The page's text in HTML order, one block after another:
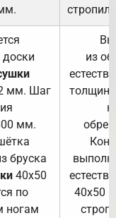
доски
мм. Шаг
мм.
бруска
40х50
по
ногам
из
40х50